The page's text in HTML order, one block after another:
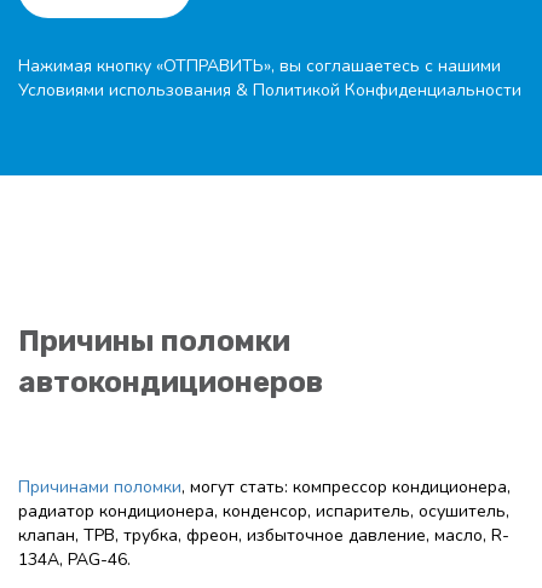
Нажимая кнопку «ОТПРАВИТЬ», вы соглашаетесь с нашими
Условиями использования & Политикой Конфиденциальности
Причины поломки
автокондиционеров
Причинами поломки, могут стать: компрессор кондиционера,
радиатор кондиционера, конденсор, испаритель, осушитель,
клапан, ТРВ, трубка, фреон, избыточное давление, масло, R-
134A, PAG-46.